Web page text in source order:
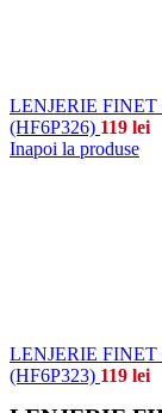
LENJERIE FINET
(HF6P326) 119 lei
Inapoi la produse
LENJERIE FINET
(HF6P323) 119 lei